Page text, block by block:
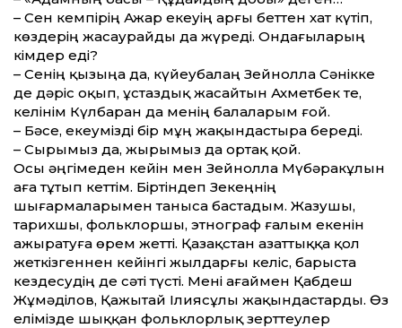
– Сен кемпірің Ажар екеуің арғы бет­тен хат күтіп,
көздерің жасаурайды да жүреді. Ондағыларың
кімдер еді?
– Сенің қызыңа да, күйеубалаң Зейнолла Сәнікке
де дәріс оқып, ұстаздық жасайтын Ахметбек те,
келінім Күлбаран да менің балаларым ғой.
– Бәсе, екеумізді бір мұң жақындастыра береді.
– Сырымыз да, жырымыз да ортақ қой.
Осы әңгімеден ке­йін мен Зейнолла Мүбәракұлын
аға тұтып кет­тім. Біртіндеп Зекеңнің
шығармаларымен таныса бастадым. Жазушы,
тарихшы, фольклоршы, этнограф ғалым екенін
ажыратуға өрем жет­ті. Қазақ­стан азат­тыққа қол
жеткізгеннен ке­йінгі жылдарғы келіс, барыста
кез­десудің де сәті түсті. Мені ағаймен Қабдеш
Жұмәділов, Қажытай Ілиясұлы жақындастарды. Өз
елімізде шыққан фольклорлық зерт­теулер